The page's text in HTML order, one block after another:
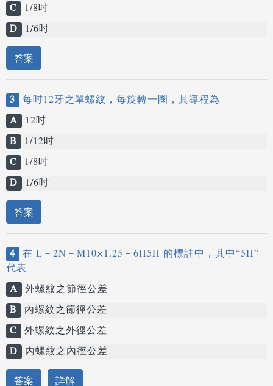
C
1/8吋
D
1/6吋
答案
3 每吋12牙之單螺紋，每旋轉一圈，其導程為
A
12吋
B
1/12吋
C
1/8吋
D
1/6吋
答案
4 在 L－2N－M10×1.25－6H5H 的標註中，其中“5H”
代表
A 外螺紋之節徑公差
B
內螺紋之節徑公差
C 外螺紋之外徑公差
D 內螺紋之內徑公差
答案 詳解